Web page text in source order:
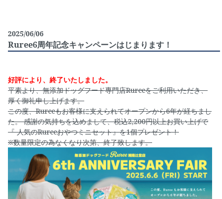
2025/06/06
Ruree6周年記念キャンペーンはじまります！
好評により、終了いたしました。
平素より、無添加ドッグフード専門店Rureeをご利用いただき、
厚く御礼申し上げます。
この度、Rureeもお客様に支えられてオープンから6年が経ちまし
た。 感謝の気持ちを込めまして、税込2,200円以上お買い上げで
『 人気のRureeおやつミニセット』を1個プレゼント！
※数量限定の為なくなり次第、終了致します。